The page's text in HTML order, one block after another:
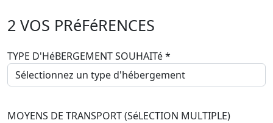
2 VOS PRéFéRENCES
TYPE D'HéBERGEMENT SOUHAITé*
MOYENS DE TRANSPORT (SéLECTION MULTIPLE)